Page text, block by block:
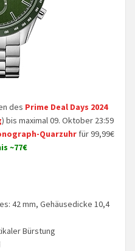
des Prime Deal Days 2024
) bis maximal 09. Oktober 23:59
Quarzuhr für 99,99€
~77€
42 mm, Gehäusedicke 10,4
Bürstung